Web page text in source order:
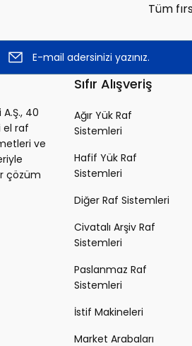
Tüm
40
el raf
ve
çözüm
Sıfır Alışveriş
Ağır Yük Raf
Sistemleri
Hafif Yük Raf
Sistemleri
Diğer Raf Sistemleri
Civatalı Arşiv Raf
Sistemleri
Paslanmaz Raf
Sistemleri
İstif Makineleri
Market Arabaları